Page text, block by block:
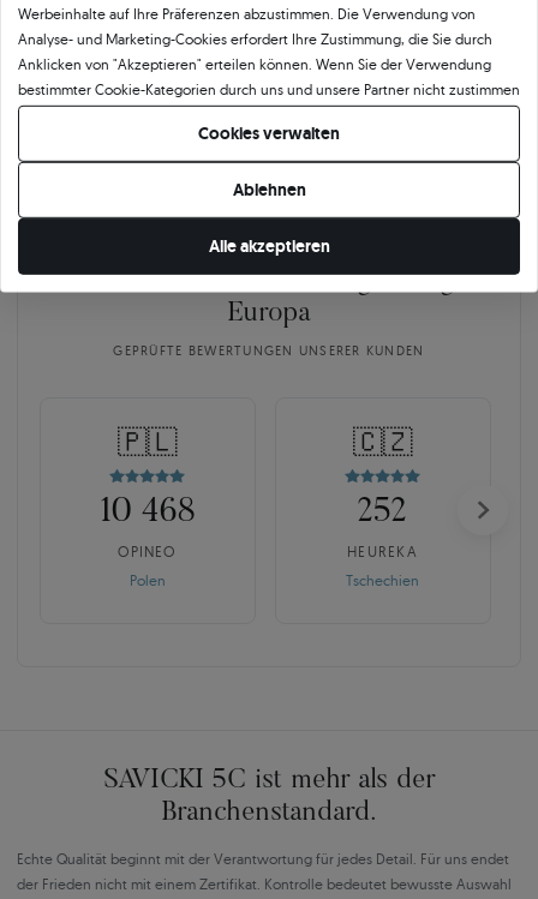
Goldes sowie der Merkmale des eingefassten Steins oder des verwendeten
Edelmetalls. Das SAVICKI-Zertifikat ist nicht nur eine formelle Bestätigung der
Qualität, sondern auch ein Beweis für die Kunstfertigkeit, Präzision und
Verantwortung, mit der wir jedes Schmuckstück herstellen.
Über11 4845★-Bewertungen in ganz
Europa
GEPRÜFTE BEWERTUNGEN UNSERER KUNDEN
🇵🇱
10 468
OPINEO
Polen
🇨🇿
252
HEUREKA
Tschechien
SAVICKI 5C ist mehr als der
Branchenstandard.
Echte Qualität beginnt mit der Verantwortung für jedes Detail. Für uns endet
der Frieden nicht mit einem Zertifikat. Kontrolle bedeutet bewusste Auswahl
Werbeinhalte auf Ihre Präferenzen abzustimmen. Die Verwendung von
Analyse- und Marketing-Cookies erfordert Ihre Zustimmung, die Sie durch
Anklicken von "Akzeptieren" erteilen können. Wenn Sie der Verwendung
bestimmter Cookie-Kategorien durch uns und unsere Partner nicht zustimmen
möchten, klicken Sie auf "Lassen Sie mich wählen" und bestimmen Sie Ihre
Präferenzen. Sie können Ihre Zustimmung jederzeit widerrufen, indem Sie
Ihre Cookie-Einstellungen ändern.
Cookies verwalten
Ablehnen
Alle akzeptieren